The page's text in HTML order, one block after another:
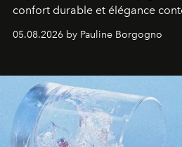
confort durable et élégance
accompagner les explorations
05.08.2026 by Pauline Borgogno